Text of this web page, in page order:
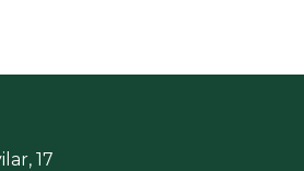
17